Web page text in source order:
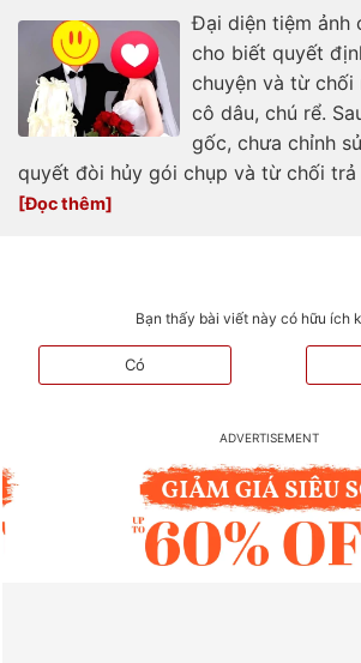
Đại diện tiệm ảnh
cho biết quyết
chuyện và từ chối
cô dâu, chú rể.
gốc, chưa chỉnh
quyết đòi hủy gói chụp và từ chối trả
Bạn thấy bài viết này có hữu ích
Có